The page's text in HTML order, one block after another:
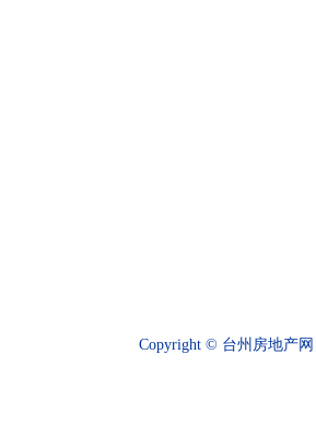
Copyright © 台州房地产网